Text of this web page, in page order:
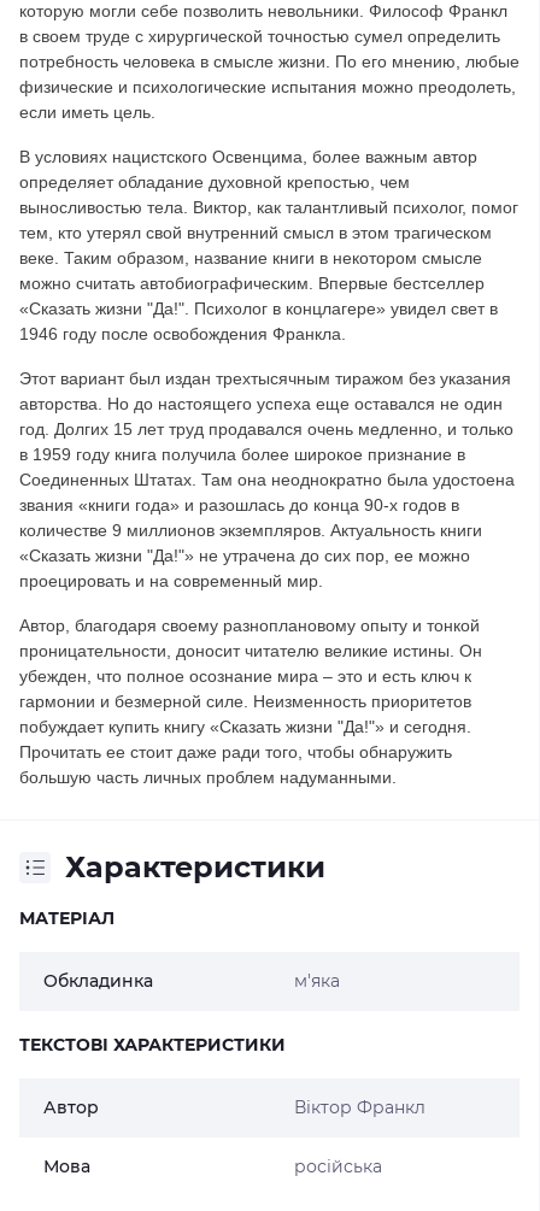
которую могли себе позволить невольники. Философ Франкл
в своем труде с хирургической точностью сумел определить
потребность человека в смысле жизни. По его мнению, любые
физические и психологические испытания можно преодолеть,
если иметь цель.
В условиях нацистского Освенцима, более важным автор
определяет обладание духовной крепостью, чем
выносливостью тела. Виктор, как талантливый психолог, помог
тем, кто утерял свой внутренний смысл в этом трагическом
веке. Таким образом, название книги в некотором смысле
можно считать автобиографическим. Впервые бестселлер
«Сказать жизни "Да!". Психолог в концлагере» увидел свет в
1946 году после освобождения Франкла.
Этот вариант был издан трехтысячным тиражом без указания
авторства. Но до настоящего успеха еще оставался не один
год. Долгих 15 лет труд продавался очень медленно, и только
в 1959 году книга получила более широкое признание в
Соединенных Штатах. Там она неоднократно была удостоена
звания «книги года» и разошлась до конца 90-х годов в
количестве 9 миллионов экземпляров. Актуальность книги
«Сказать жизни "Да!"» не утрачена до сих пор, ее можно
проецировать и на современный мир.
Автор, благодаря своему разноплановому опыту и тонкой
проницательности, доносит читателю великие истины. Он
убежден, что полное осознание мира – это и есть ключ к
гармонии и безмерной силе. Неизменность приоритетов
побуждает купить книгу «Сказать жизни "Да!"» и сегодня.
Прочитать ее стоит даже ради того, чтобы обнаружить
большую часть личных проблем надуманными.
Характеристики
МАТЕРІАЛ
Обкладинка м'яка
ТЕКСТОВІ ХАРАКТЕРИСТИКИ
Автор Віктор Франкл
Мова російська